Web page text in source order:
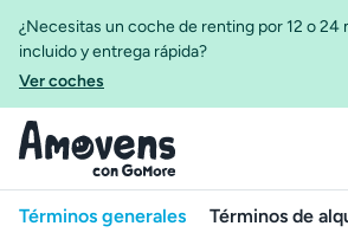
¿Necesitas un coche de renting por 12 o 24
incluido y entrega rápida?
Ver coches
Términos generales Términos de